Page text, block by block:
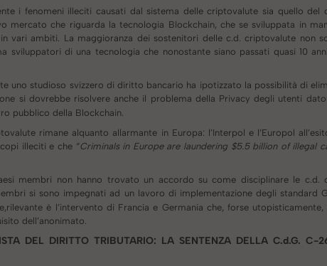
i fenomeni illeciti causati dal sistema delle criptovalute sia quello del
mercato che riguarda la tecnologia Blockchain, che se sviluppata in
vari ambiti. La maggioranza dei sostenitori delle c.d. criptovalute non
di una tecnologia che nonostante siano passati quasi 10
uno studioso svizzero di diritto bancario ha ipotizzato la possibilità di
si dovrebbe risolvere anche il problema della Privacy degli utenti
pubblico della Blockchain.
rimane alquanto allarmante in Europa: l’Interpol e l’Europol
illeciti e che “Criminals in Europe are laundering $5.5 billion of illegal
membri non hanno trovato un accordo su come disciplinare le c.d.
si sono impegnati ad un lavoro di implementazione degli standard
è l’intervento di Francia e Germania che, forse
dell’anonimato.
DEL DIRITTO TRIBUTARIO: LA SENTENZA DELLA C.d.G. C-